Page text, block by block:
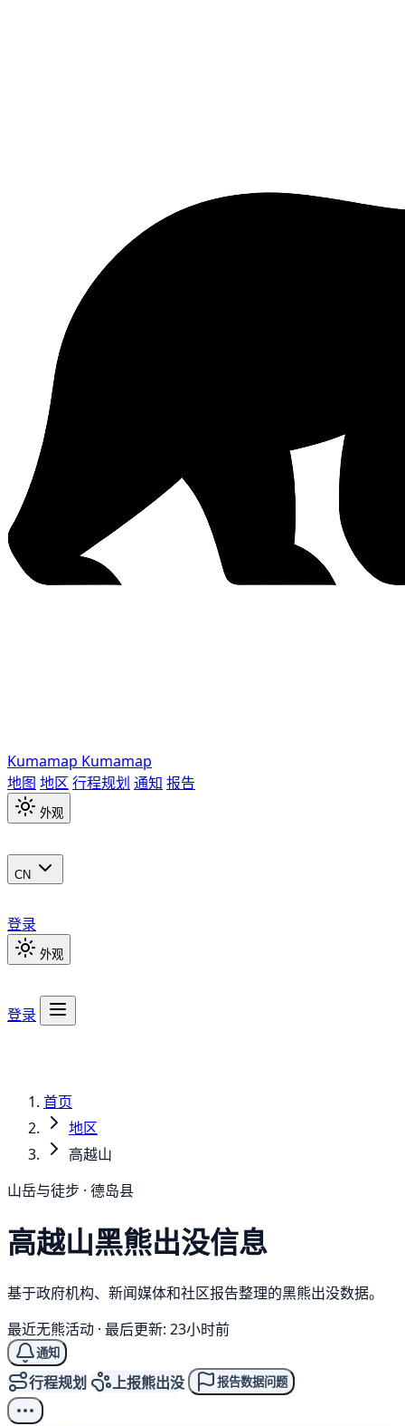
Kumamap Kumamap
地图 地区 行程规划 通知 报告
外观
CN
登录
外观
登录
首页
地区
高越山
山岳与徒步 · 德岛县
高越山黑熊出没信息
基于政府机构、新闻媒体和社区报告整理的黑熊出没数据。
最近无熊活动 · 最后更新: 23小时前
通知
行程规划 上报熊出没 报告数据问题